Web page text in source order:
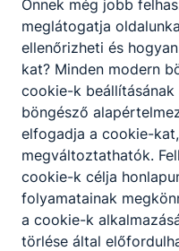
Önnek még jobb
meglátogatja
ellenőrizheti és
kat? Minden modern
cookie-k
böngésző
elfogadja a cookie-
megváltoztathatók.
cookie-k célja
folyamatainak
a cookie-k
törlése által